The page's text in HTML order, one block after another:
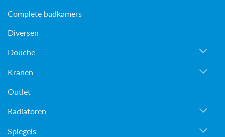
Complete badkamers
Diversen
Douche
Kranen
Outlet
Radiatoren
Spiegels